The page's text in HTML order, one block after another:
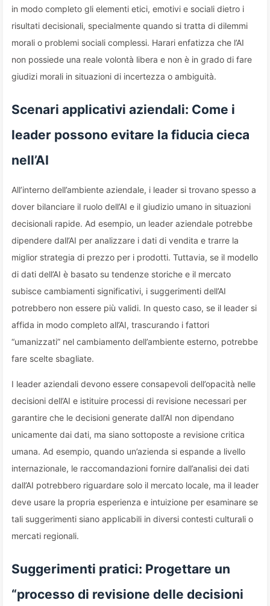
in modo completo gli elementi etici, emotivi e sociali dietro i
risultati decisionali, specialmente quando si tratta di dilemmi
morali o problemi sociali complessi. Harari enfatizza che l’AI
non possiede una reale volontà libera e non è in grado di fare
giudizi morali in situazioni di incertezza o ambiguità.
Scenari applicativi aziendali: Come i
leader possono evitare la fiducia cieca
nell’AI
All’interno dell’ambiente aziendale, i leader si trovano spesso a
dover bilanciare il ruolo dell’AI e il giudizio umano in situazioni
decisionali rapide. Ad esempio, un leader aziendale potrebbe
dipendere dall’AI per analizzare i dati di vendita e trarre la
miglior strategia di prezzo per i prodotti. Tuttavia, se il modello
di dati dell’AI è basato su tendenze storiche e il mercato
subisce cambiamenti significativi, i suggerimenti dell’AI
potrebbero non essere più validi. In questo caso, se il leader si
affida in modo completo all’AI, trascurando i fattori
“umanizzati” nel cambiamento dell’ambiente esterno, potrebbe
fare scelte sbagliate.
I leader aziendali devono essere consapevoli dell’opacità nelle
decisioni dell’AI e istituire processi di revisione necessari per
garantire che le decisioni generate dall’AI non dipendano
unicamente dai dati, ma siano sottoposte a revisione critica
umana. Ad esempio, quando un’azienda si espande a livello
internazionale, le raccomandazioni fornire dall’analisi dei dati
dall’AI potrebbero riguardare solo il mercato locale, ma il leader
deve usare la propria esperienza e intuizione per esaminare se
tali suggerimenti siano applicabili in diversi contesti culturali o
mercati regionali.
Suggerimenti pratici: Progettare un
“processo di revisione delle decisioni